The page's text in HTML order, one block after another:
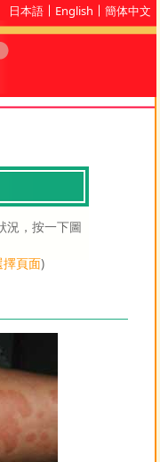
日本語 English 簡体中文
況，按一下圖
頁面)